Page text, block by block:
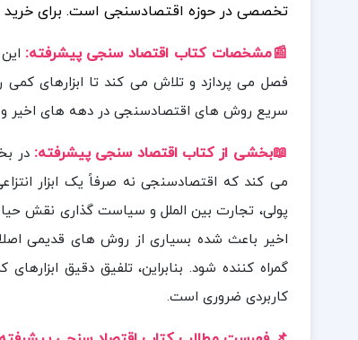
تخصصی در حوزه اقتصادسنجی است. برای
📰مشخصات کتاب اقتصاد سنجی پیشرفته:
فصل می پردازد و تلاش می کند تا ابزارهای کمی
سریع روش های اقتصادسنجی در دهه های اخیر و
📖بخشی از کتاب اقتصاد سنجی پیشرفته: در
می کند که اقتصادسنجی نه صرفاً یک ابزار
پولی، تجارت بین الملل و سیاست گذاری نقش
اخیر باعث شده بسیاری از روش های قدیمی
گمراه کننده شود. بنابراین، تلفیق دقیق
کاربردی ضروری است.